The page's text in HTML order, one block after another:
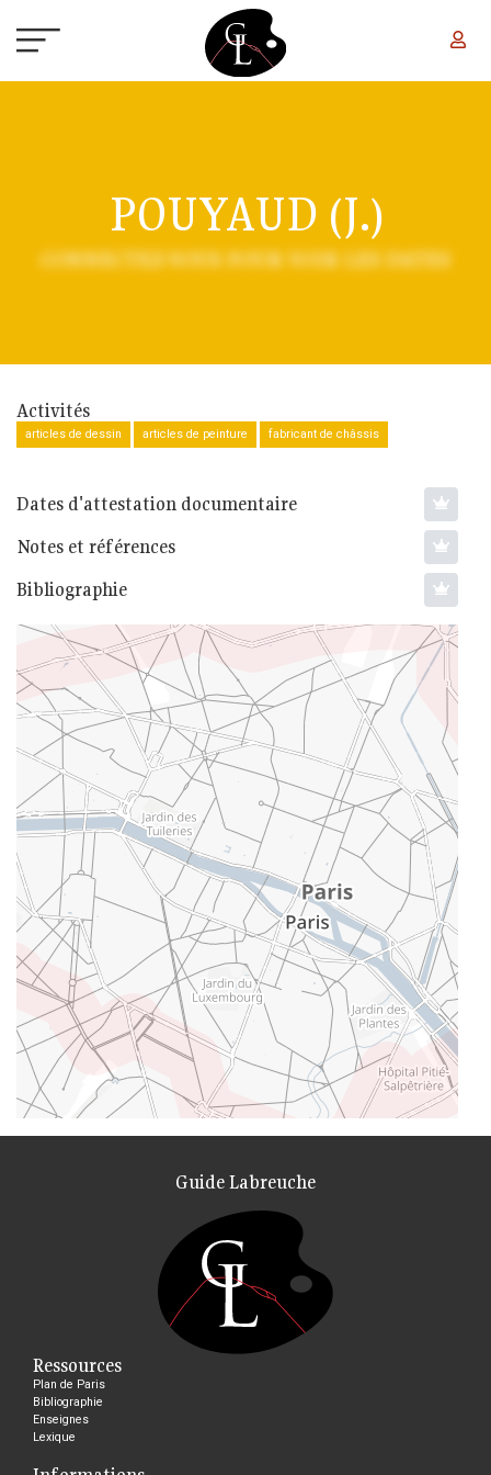
POUYAUD (J.)
CONNECTEZ-VOUS POUR VOIR LES DATES
Activités
articles de dessin articles de peinture fabricant de châssis
Dates d'attestation documentaire
Notes et références
Bibliographie
Guide Labreuche
Ressources
Plan de Paris
Bibliographie
Enseignes
Lexique